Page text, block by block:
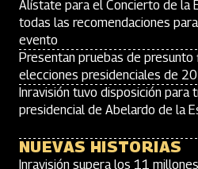
Alístate para el Concierto de la
todas las recomendaciones
evento
Presentan pruebas de
elecciones presidenciales de
Inravisión tuvo disposición para
presidencial de Abelardo de la
NUEVAS HISTORIAS
Inravisión supera los 11